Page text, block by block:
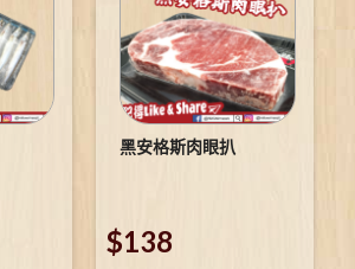
黑安格斯肉眼扒
$138